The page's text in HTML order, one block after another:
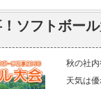
ソフトボー
秋の社
天気は